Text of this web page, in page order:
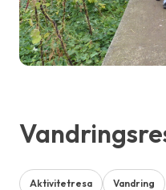
Aktivitetresa Vandring